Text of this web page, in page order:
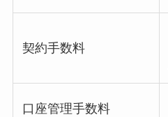
契約手数料
口座管理手数料